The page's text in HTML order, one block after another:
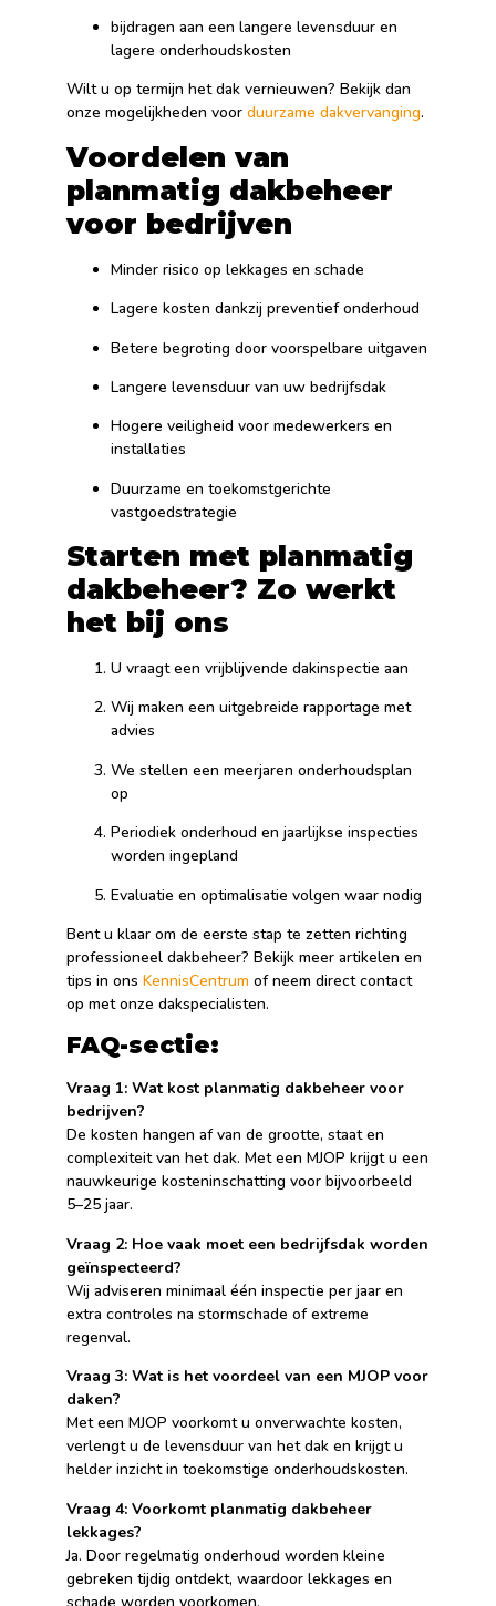
bijdragen aan een langere levensduur en
lagere onderhoudskosten
Wilt u op termijn het dak vernieuwen? Bekijk dan
onze mogelijkheden voor duurzame dakvervanging.
Voordelen van
planmatig dakbeheer
voor bedrijven
Minder risico op lekkages en schade
Lagere kosten dankzij preventief onderhoud
Betere begroting door voorspelbare uitgaven
Langere levensduur van uw bedrijfsdak
Hogere veiligheid voor medewerkers en
installaties
Duurzame en toekomstgerichte
vastgoedstrategie
Starten met planmatig
dakbeheer? Zo werkt
het bij ons
U vraagt een vrijblijvende dakinspectie aan
Wij maken een uitgebreide rapportage met
advies
We stellen een meerjaren onderhoudsplan
op
Periodiek onderhoud en jaarlijkse inspecties
worden ingepland
Evaluatie en optimalisatie volgen waar nodig
Bent u klaar om de eerste stap te zetten richting
professioneel dakbeheer? Bekijk meer artikelen en
tips in ons KennisCentrum of neem direct contact
op met onze dakspecialisten.
FAQ-sectie:
Vraag 1: Wat kost planmatig dakbeheer voor
bedrijven?
De kosten hangen af van de grootte, staat en
complexiteit van het dak. Met een MJOP krijgt u een
nauwkeurige kosteninschatting voor bijvoorbeeld
5–25 jaar.
Vraag 2: Hoe vaak moet een bedrijfsdak worden
geïnspecteerd?
Wij adviseren minimaal één inspectie per jaar en
extra controles na stormschade of extreme
regenval.
Vraag 3: Wat is het voordeel van een MJOP voor
daken?
Met een MJOP voorkomt u onverwachte kosten,
verlengt u de levensduur van het dak en krijgt u
helder inzicht in toekomstige onderhoudskosten.
Vraag 4: Voorkomt planmatig dakbeheer
lekkages?
Ja. Door regelmatig onderhoud worden kleine
gebreken tijdig ontdekt, waardoor lekkages en
schade worden voorkomen.